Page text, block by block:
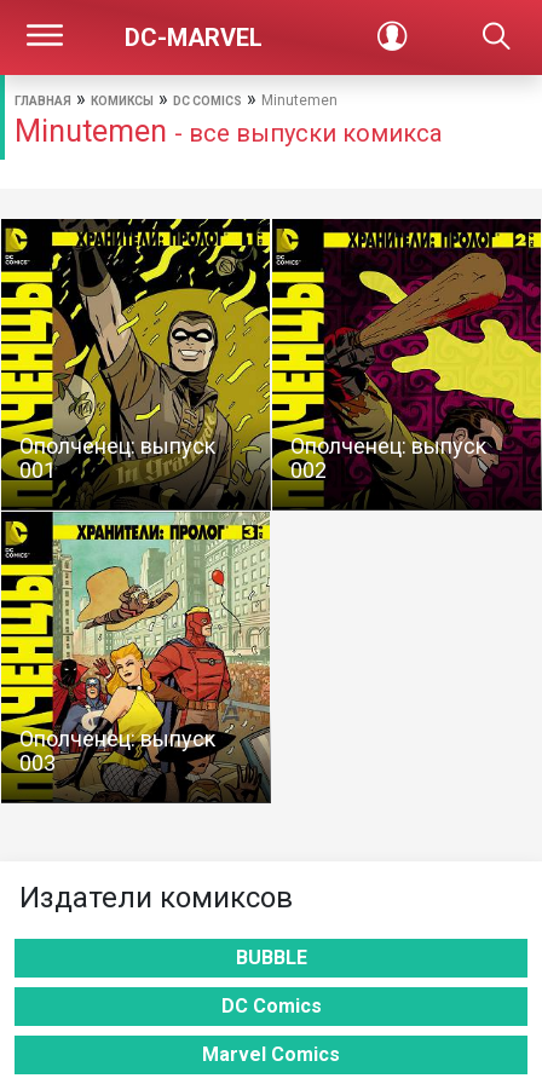
DC-MARVEL
ГЛАВНАЯ » КОМИКСЫ » DC COMICS » Minutemen
Minutemen - все выпуски комикса
Ополченец: выпуск
001
Ополченец: выпуск
002
Ополченец: выпуск
003
Издатели комиксов
BUBBLE
DC Comics
Marvel Comics